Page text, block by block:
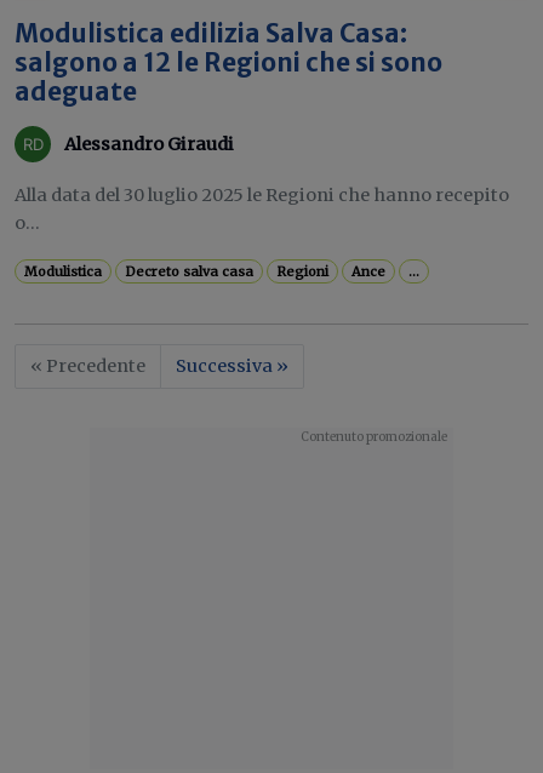
Modulistica edilizia Salva Casa:
salgono a 12 le Regioni che si sono
adeguate
Alessandro Giraudi
Alla data del 30 luglio 2025 le Regioni che hanno recepito
o...
Modulistica Decreto salva casa Regioni Ance ...
« Precedente Successiva »